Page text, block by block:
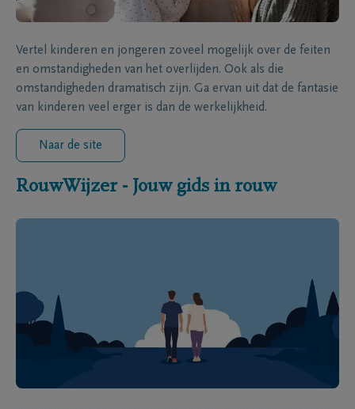
Vertel kinderen en jongeren zoveel mogelijk over de feiten
en omstandigheden van het overlijden. Ook als die
omstandigheden dramatisch zijn. Ga ervan uit dat de fantasie
van kinderen veel erger is dan de werkelijkheid.
Naar de site
RouwWijzer - Jouw gids in rouw